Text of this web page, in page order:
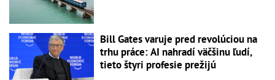
Bill Gates varuje pred revolúciou na
trhu práce: AI nahradí väčšinu ľudí,
tieto štyri profesie prežijú